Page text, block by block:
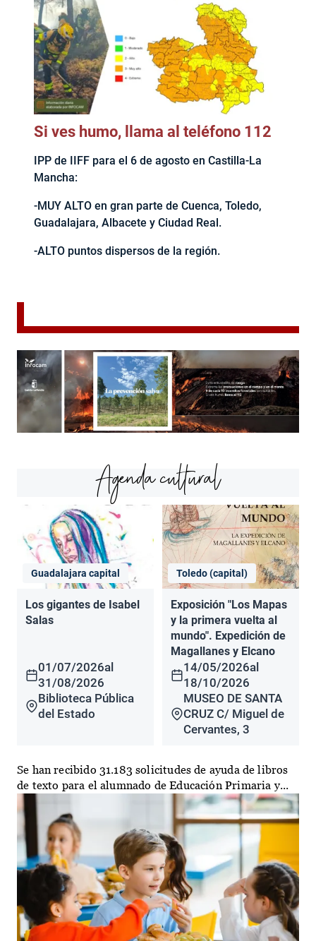
Si ves humo, llama al teléfono 112
IPP de IIFF para el 6 de agosto en Castilla-La
Mancha:
-MUY ALTO en gran parte de Cuenca, Toledo,
Guadalajara, Albacete y Ciudad Real.
-ALTO puntos dispersos de la región.
Agenda cultural
Guadalajara capital
Los gigantes de Isabel
Salas
01/07/2026al
31/08/2026
Biblioteca Pública
del Estado
Toledo (capital)
Exposición "Los Mapas
y la primera vuelta al
mundo". Expedición de
Magallanes y Elcano
14/05/2026al
18/10/2026
MUSEO DE SANTA
CRUZ C/ Miguel de
Cervantes, 3
Se han recibido 31.183 solicitudes de ayuda de libros
de texto para el alumnado de Educación Primaria y...